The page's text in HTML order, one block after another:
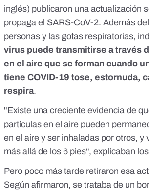
inglés) publicaron una actualización
propaga el SARS-CoV-2. Además
personas y las gotas respiratorias,
virus puede transmitirse a través
en el aire que se forman cuando
tiene COVID-19 tose, estornuda,
respira.
"Existe una creciente evidencia de
partículas en el aire pueden
en el aire y ser inhaladas por otros, y
más allá de los 6 pies", explicaban
Pero poco más tarde retiraron esa
Según afirmaron, se trataba de un